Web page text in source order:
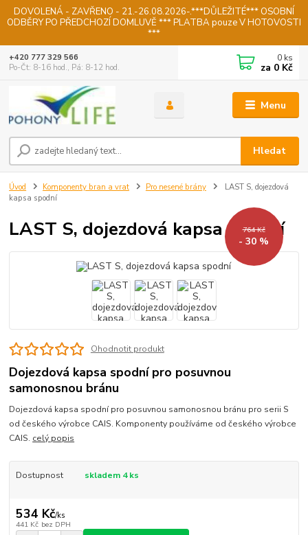
DOVOLENÁ - ZAVŘENO - 21.-26.08.2026-.***DŮLEŽITÉ*** OSOBNÍ
ODBĚRY PO PŘEDCHOZÍ DOMLUVĚ *** PLATBA pouze V HOTOVOSTI
***
Menu
Hledat
+420 777 329 566
Po-Čt: 8-16 hod., Pá: 8-12 hod.
0 ks
za 0 Kč
Úvod Komponenty bran a vrat Pro nesené brány
LAST S, dojezdová
kapsa spodní
LAST S, dojezdová kapsa spodní
764 Kč
- 30 %
Ohodnotit produkt
Dojezdová kapsa spodní pro posuvnou
samonosnou bránu
Dojezdová kapsa spodní pro posuvnou samonosnou bránu pro serii S
od českého výrobce CAIS. Komponenty používáme od českého výrobce
CAIS. celý popis
Dostupnost skladem 4 ks
534 Kč/ks
441 Kč bez DPH